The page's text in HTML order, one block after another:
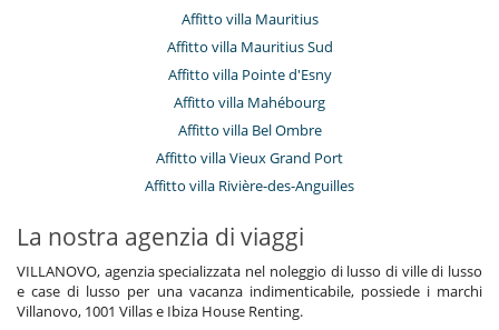
Affitto villa Mauritius
Affitto villa Mauritius Sud
Affitto villa Pointe d'Esny
Affitto villa Mahébourg
Affitto villa Bel Ombre
Affitto villa Vieux Grand Port
Affitto villa Rivière-des-Anguilles
La nostra agenzia di viaggi
VILLANOVO, agenzia specializzata nel noleggio di lusso di ville di lusso
e case di lusso per una vacanza indimenticabile, possiede i marchi
Villanovo, 1001 Villas e Ibiza House Renting.